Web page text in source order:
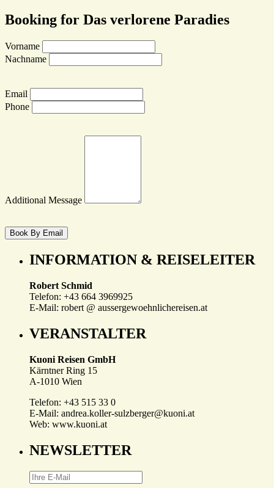
Booking for Das verlorene Paradies
Vorname
Nachname
Email
Phone
Additional Message
INFORMATION & REISELEITER
Robert Schmid
Telefon: +43 664 3969925
E-Mail: robert @ aussergewoehnlichereisen.at
VERANSTALTER
Kuoni Reisen GmbH
Kärntner Ring 15
A-1010 Wien
Telefon: +43 515 33 0
E-Mail: andrea.koller-sulzberger@kuoni.at
Web: www.kuoni.at
NEWSLETTER